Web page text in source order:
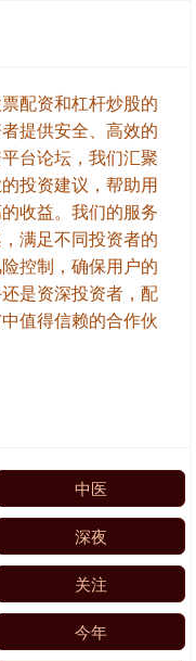
配资和杠杆炒股的
提供安全、高效的
台论坛，我们汇聚
投资建议，帮助用
收益。我们的服务
满足不同投资者的
控制，确保用户的
是资深投资者，配
值得信赖的合作伙
中医
深夜
关注
今年